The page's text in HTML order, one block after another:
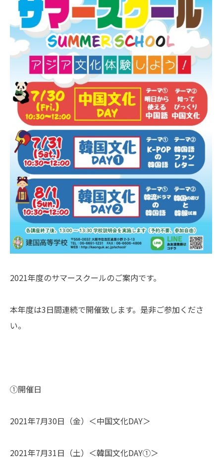
2021年度のサマースクールのご案内です。
本年度は3日間連続で開催致します。是非ご参加くださ
い。
①開催日
2021年7月30日（金）＜中国文化DAY＞
2021年7月31日（土）＜韓国文化DAY①＞